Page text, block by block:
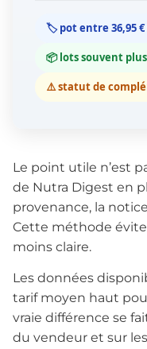
🏷️ pot entre 36,95 €
📦 lots souvent
⚠️ statut de
Le point utile n’est
de Nutra Digest en
provenance, la
Cette méthode
moins claire.
Les données
tarif moyen haut
vraie différence se
du vendeur et sur